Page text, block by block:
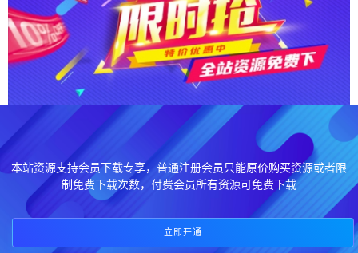
本站资源支持会员下载专享，普通注册会员只能原价购买资源或者限
制免费下载次数，付费会员所有资源可免费下载
立即开通